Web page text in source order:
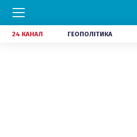
24 КАНАЛ ГЕОПОЛІТИКА